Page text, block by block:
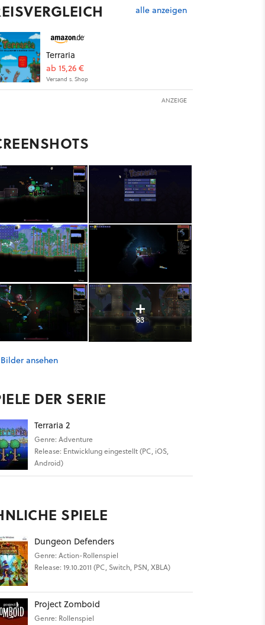
alle anzeigen
Terraria
ab 15,26 €
Versand s. Shop
ANZEIGE
83
ansehen
DER SERIE
Terraria 2
Genre: Adventure
Release: Entwicklung eingestellt (PC, iOS,
Android)
SPIELE
Dungeon Defenders
Genre: Action-Rollenspiel
Release: 19.10.2011 (PC, Switch, PSN, XBLA)
Project Zomboid
Genre: Rollenspiel